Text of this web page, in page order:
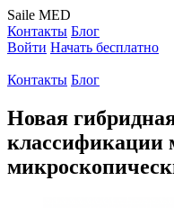
Saile MED
Контакты Блог
Войти Начать бесплатно
Контакты Блог
Новая
классификации